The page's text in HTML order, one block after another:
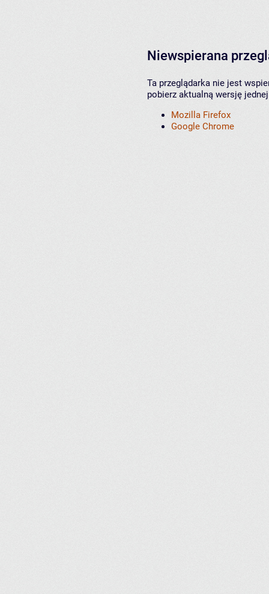
Niewspierana
Ta przeglądarka nie jest
pobierz aktualną wersję
Mozilla Firefox
Google Chrome